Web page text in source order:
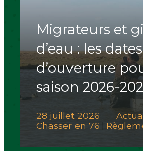
Migrateurs et
d’eau : les dates
d’ouverture
saison 2026-
28 juillet 2026
Chasser en 76